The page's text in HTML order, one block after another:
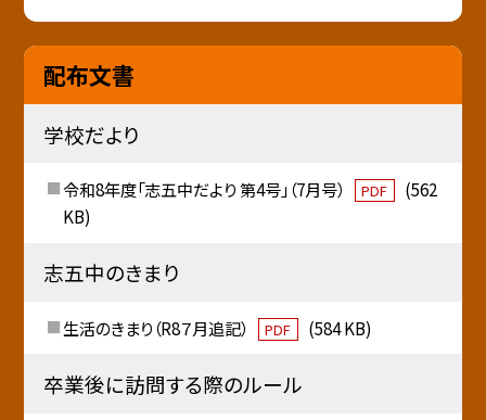
配布文書
学校だより
令和8年度「志五中だより 第4号」（7月号） PDF
(562
KB)
志五中のきまり
生活のきまり（R8７月追記） PDF (584 KB)
卒業後に訪問する際のルール